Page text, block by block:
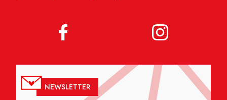
NEWSLETTER